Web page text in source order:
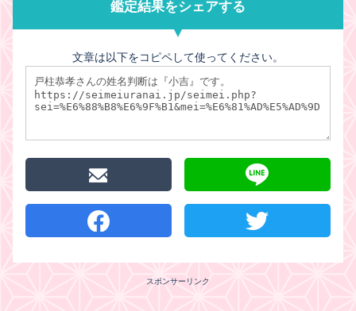
鑑定結果をシェアする
文章は以下をコピペして使ってください。
スポンサーリンク